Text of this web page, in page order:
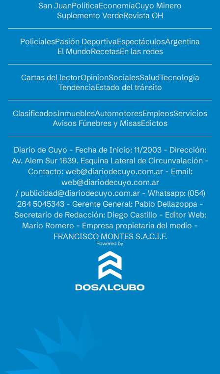
San JuanPolíticaEconomíaCuyo Minero
Suplemento VerdeRevista OH
PolicialesPasión DeportivaEspectáculosArgentina
El MundoRecetasEn las redes
Cartas del lectorOpinionSocialesSaludTecnología
TendenciaEstado del tránsito
ClasificadosInmueblesAutomotoresEmpleosServicios
Avisos Fúnebres y MisasEdictos
Diario de Cuyo - Fecha de Inicio: 11/2003 - Dirección:
Av. Alem Sur 1639. Esquina Lateral de Circunvalación -
Contacto: web@diariodecuyo.com.ar- Email:
web@diariodecuyo.com.ar
/ publicidad@diariodecuyo.com.ar- Whatsapp: (054)
264 5045343 - Gerente General: Pablo Dellazoppa -
Secretario de Redacción: Diego Castillo - Editor Web:
Mario Romero - Empresa propietaria del medio -
FRANCISCO MONTES S.A.C.I.F.